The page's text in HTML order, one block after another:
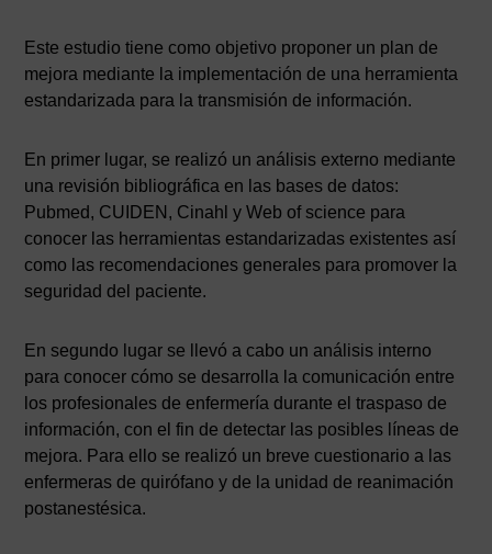
Este estudio tiene como objetivo proponer un plan de
mejora mediante la implementación de una herramienta
estandarizada para la transmisión de información.
En primer lugar, se realizó un análisis externo mediante
una revisión bibliográfica en las bases de datos:
Pubmed, CUIDEN, Cinahl y Web of science para
conocer las herramientas estandarizadas existentes así
como las recomendaciones generales para promover la
seguridad del paciente.
En segundo lugar se llevó a cabo un análisis interno
para conocer cómo se desarrolla la comunicación entre
los profesionales de enfermería durante el traspaso de
información, con el fin de detectar las posibles líneas de
mejora. Para ello se realizó un breve cuestionario a las
enfermeras de quirófano y de la unidad de reanimación
postanestésica.